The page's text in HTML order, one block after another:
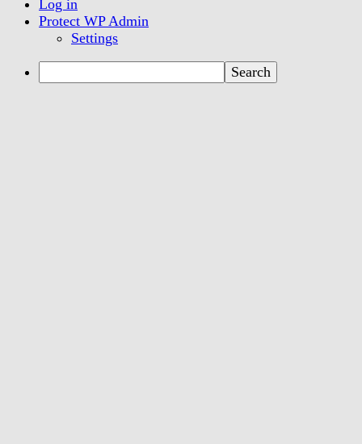
Log in
Protect WP Admin
Settings
Search